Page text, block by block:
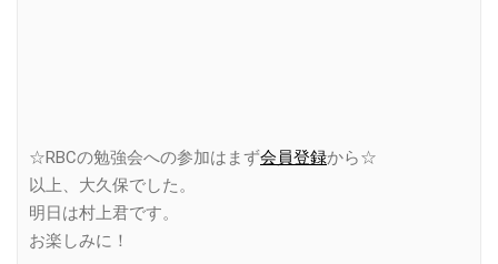
☆RBCの勉強会への参加はまず会員登録から☆
以上、大久保でした。
明日は村上君です。
お楽しみに！